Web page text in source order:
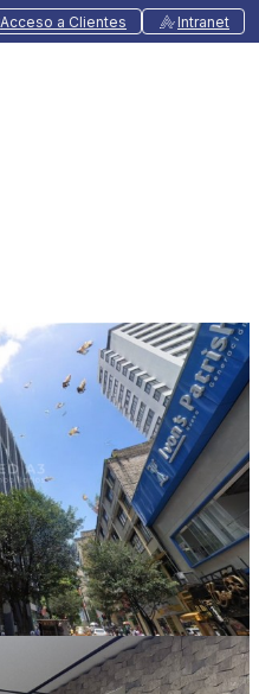
Acceso a Clientes Intranet